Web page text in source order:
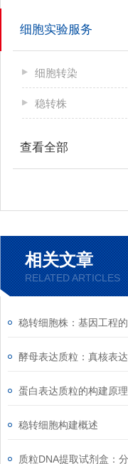
细胞实验服务
细胞转染
稳转株
查看全部
相关文章
RELATED ARTICLES
蛋白表达质粒的构建原理
稳转细胞构建概述